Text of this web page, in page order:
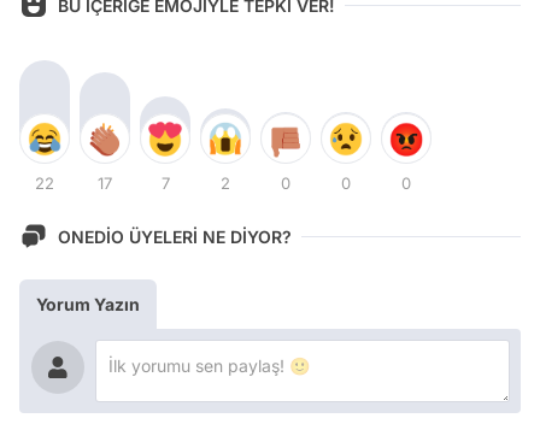
BU İÇERİĞE EMOJİYLE TEPKİ VER!
22 17 7 2 0 0 0
ONEDİO ÜYELERİ NE DİYOR?
Yorum Yazın